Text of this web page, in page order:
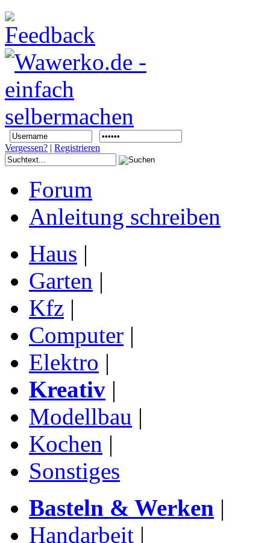
Vergessen? | Registrieren
Forum
Anleitung schreiben
Haus |
Garten |
Kfz |
Computer |
Elektro |
Kreativ |
Modellbau |
Kochen |
Sonstiges
Basteln & Werken |
Handarbeit |